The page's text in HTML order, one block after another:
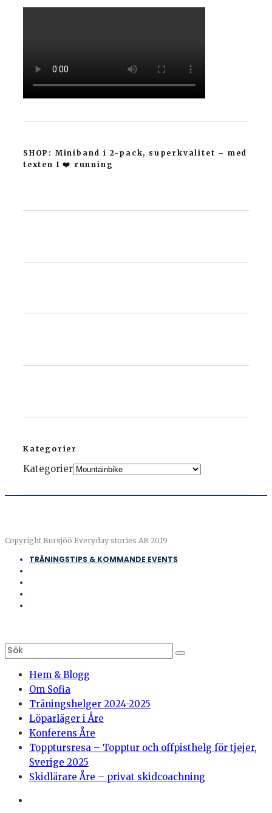
SHOP: Miniband i 2-pack, superkvalitet – med
texten I ❤️ running
Kategorier
Kategorier
Copyright Bursjöö Everyday stories AB 2019
TRÄNINGSTIPS & KOMMANDE EVENTS
Hem & Blogg
Om Sofia
Träningshelger 2024-2025
Löparläger i Åre
Konferens Åre
Topptursresa – Topptur och offpisthelg för tjejer,
Sverige 2025
Skidlärare Åre – privat skidcoachning